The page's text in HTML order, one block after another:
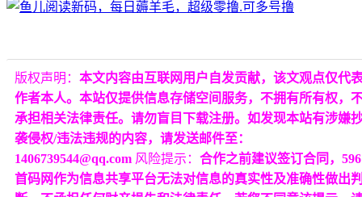
版权声明： 本文内容由互联网用户自发贡献，该文观点仅代
作者本人。本站仅提供信息存储空间服务，不拥有所有权，
承担相关法律责任。请勿盲目下载注册。如发现本站有涉嫌
袭侵权/违法违规的内容，请发送邮件至：
1406739544@qq.com 风险提示： 合作之前建议签订合同，596
首码网作为信息共享平台无法对信息的真实性及准确性做出